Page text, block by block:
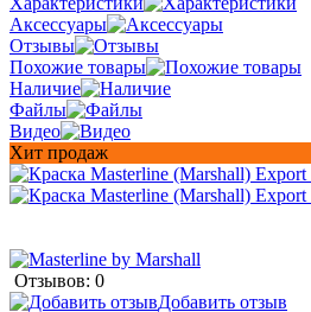
Аксессуары
Отзывы
Похожие товары
Наличие
Файлы
Видео
Хит продаж
Отзывов: 0
Добавить отзыв